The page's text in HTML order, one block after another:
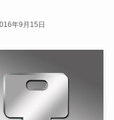
年9月15日